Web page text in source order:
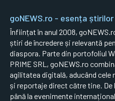
goNEWS.ro - esența știrilor
Înființat în anul 2008,
știri de încredere și relevantă
diaspora. Parte din portofoliul
PRIME SRL, goNEWS.ro
agilitatea digitală, aducând
și reportaje direct către tine.
până la evenimente